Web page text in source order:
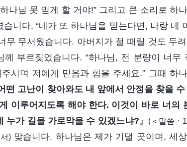
나님 못 믿게 할 거야!” 그리고 큰 소리로 하
습니다. “네가 또 하나님을 믿는다면, 나랑 네
무 무서웠습니다. 아버지가 절 때릴 것도 두
께 부르짖었습니다. “하나님, 전 분량이 너
시며 저에게 믿음과 힘을 주세요.” 그때 하
떤 고난이 찾아와도 내 앞에서 안정을 찾을
이루어지도록 해야 한다. 이것이 바로 너
누가 길을 가로막을 수 있겠느냐?』 (＜말씀ㆍ
)맞습니다. 하나님은 제가 기댈 곳이며, 세